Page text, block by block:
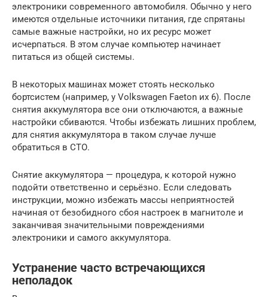
электроники современного автомобиля. Обычно у него
имеются отдельные источники питания, где спрятаны
самые важные настройки, но их ресурс может
исчерпаться. В этом случае компьютер начинает
питаться из общей системы.
В некоторых машинах может стоять несколько
бортсистем (например, у Volkswagen Faeton их 6). После
снятия аккумулятора все они отключаются, а важные
настройки сбиваются. Чтобы избежать лишних проблем,
для снятия аккумулятора в таком случае лучше
обратиться в СТО.
Снятие аккумулятора — процедура, к которой нужно
подойти ответственно и серьёзно. Если следовать
инструкции, можно избежать массы неприятностей
начиная от безобидного сбоя настроек в магнитоле и
заканчивая значительными повреждениями
электроники и самого аккумулятора.
Устранение часто встречающихся
неполадок